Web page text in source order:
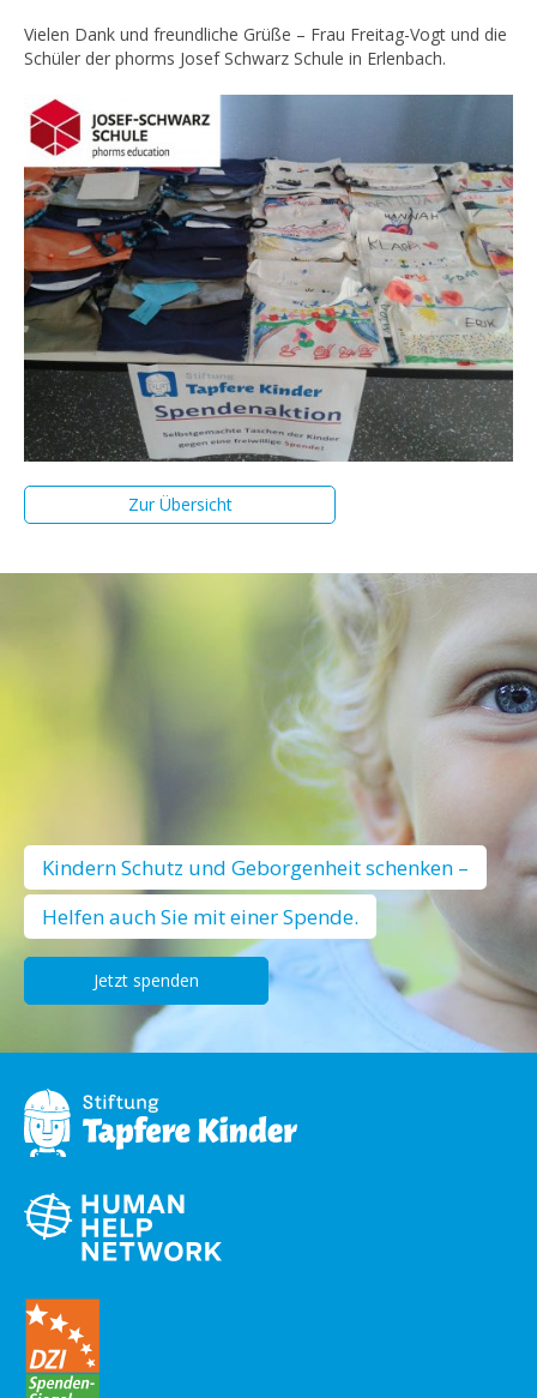
Vielen Dank und freundliche Grüße – Frau Freitag-Vogt und die
Schüler der phorms Josef Schwarz Schule in Erlenbach.
Zur Übersicht
Kindern Schutz und Geborgenheit schenken –
Helfen auch Sie mit einer Spende.
Jetzt spenden